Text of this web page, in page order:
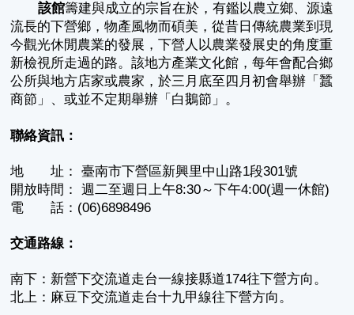
該館籌建與成立的宗旨在於，有鑑以農立鄉、源遠
流長的下營鄉，物產風物而碩美，從昔日傳統農業到現
今觀光休閒農業的發展，下營人以農業發展史的角度重
新檢視所走過的路。該地方產業文化館，每年會配合鄉
公所與地方店家或農家，於三月底至四月初會舉辦「蠶
商節」、或並不定期舉辦「白鵝節」。
聯絡資訊：
地 址： 臺南市下營區新興里中山路1段301號
開放時間： 週二至週日上午8:30～下午4:00(週一休館)
電 話：(06)6898496
交通路線：
南下：新營下交流道走台一線接縣道174往下營方向。
北上：麻豆下交流道走台十九甲線往下營方向。